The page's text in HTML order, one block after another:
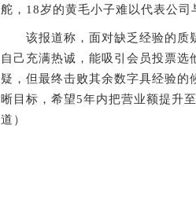
舵，18岁的黄毛小子难以代表公司
该报道称，面对缺乏经验的质
自己充满热诚，能吸引会员投票
疑，但最终击败其余数字具经验
晰目标，希望5年内把营业额提升
道）